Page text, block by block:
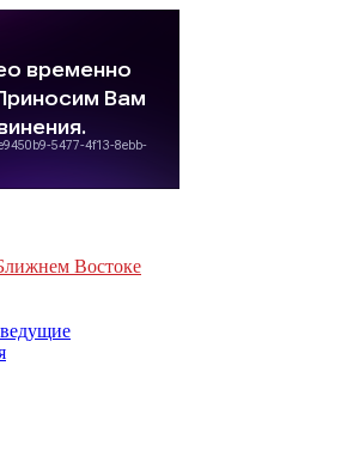
Востоке